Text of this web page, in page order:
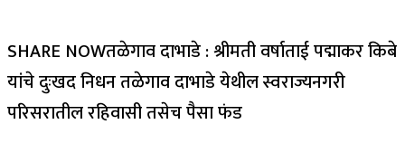
SHARE NOWतळेगाव दाभाडे : श्रीमती वर्षाताई पद्माकर किबे
यांचे दुःखद निधन तळेगाव दाभाडे येथील स्वराज्यनगरी
परिसरातील रहिवासी तसेच पैसा फंड